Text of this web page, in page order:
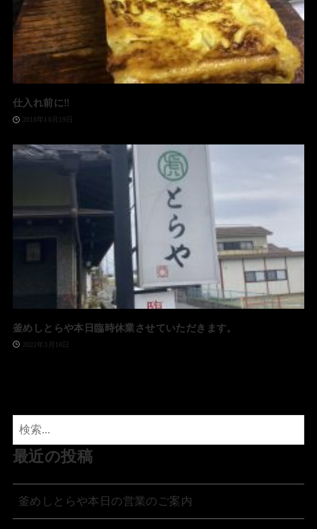
仕入れ前に‼️
2018年10月19日
釜めしとらや本日臨時休業させていただきます。
2022年3月18日
最近の投稿
釜めしとらや本日の営業のご案内